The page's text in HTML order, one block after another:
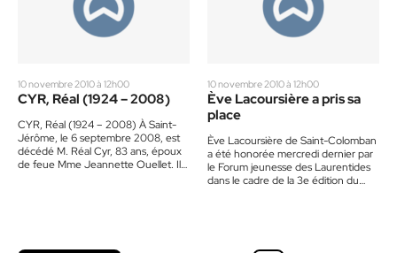
10 novembre 2010 à 12h00
CYR, Réal (1924 – 2008)
CYR, Réal (1924 – 2008) À Saint-
Jérôme, le 6 septembre 2008, est
décédé M. Réal Cyr, 83 ans, époux
de feue Mme Jeannette Ouellet. Il…
10 novembre 2010 à 12h00
Ève Lacoursière a pris sa
place
Ève Lacoursière de Saint-Colomban
a été honorée mercredi dernier par
le Forum jeunesse des Laurentides
dans le cadre de la 3e édition du